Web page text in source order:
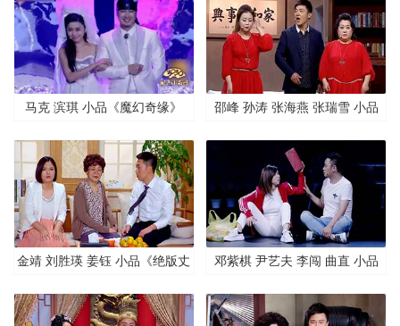
马克 滨琪 小品《魔幻奇缘》
邵峰 孙涛 张海燕 张瑞雪 小品
金靖 刘胜瑛 姜钰 小品《绝版丈
邓紫棋 尹艺夫 李闯 曲直 小品